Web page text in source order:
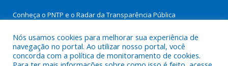
Conheça o PNTP e o Radar da Transparência Pública
Nós usamos cookies para melhorar sua experiência de
navegação no portal. Ao utilizar nosso portal, você
concorda com a política de monitoramento de cookies.